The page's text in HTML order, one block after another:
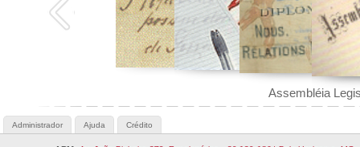
Administrador Ajuda Crédito